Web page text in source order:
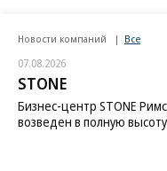
Новости компаний Все
07.08.2026
STONE
Бизнес-центр STONE
возведен в полную высоту